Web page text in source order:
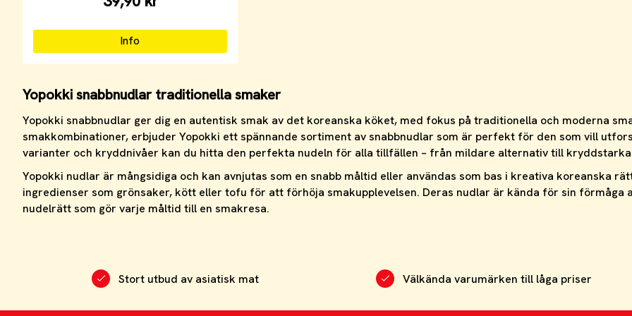
Info
Yopokki snabbnudlar traditionella smaker
Yopokki snabbnudlar ger dig en autentisk smak av det koreanska köket, med fokus på traditionella och moderna
smakkombinationer, erbjuder Yopokki ett spännande sortiment av snabbnudlar som är perfekt för den som vill
varianter och kryddnivåer kan du hitta den perfekta nudeln för alla tillfällen – från mildare alternativ till
Yopokki nudlar är mångsidiga och kan avnjutas som en snabb måltid eller användas som bas i kreativa koreanska
ingredienser som grönsaker, kött eller tofu för att förhöja smakupplevelsen. Deras nudlar är kända för sin
nudelrätt som gör varje måltid till en smakresa.
Stort utbud av asiatisk mat Välkända varumärken till låga priser